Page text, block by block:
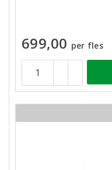
699,00 per fles